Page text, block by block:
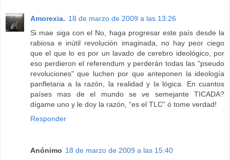
Amorexia. 18 de marzo de 2009 a las 13:26
Si mae siga con el No, haga progresar este país desde la
rabiosa e inútil revolución imaginada, no hay peor ciego
que el que lo es por un lavado de cerebro ideológico, por
eso perdieron el referendum y perderán todas las "pseudo
revoluciones" que luchen por que anteponen la ideología
panfletaria a la razón, la realidad y la lógica. En cuantos
países mas de el mundo se ve semejante TICADA?
dígame uno y le doy la razón, “es el TLC” ó tome verdad!
Responder
Anónimo 18 de marzo de 2009 a las 15:40